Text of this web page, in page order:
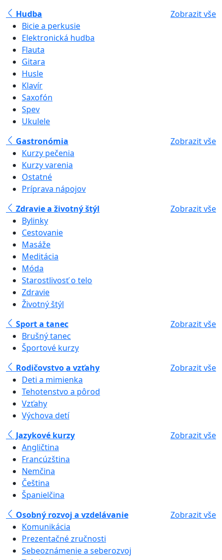
Hudba
Zobrazit vše
Bicie a perkusie
Elektronická hudba
Flauta
Gitara
Husle
Klavír
Saxofón
Spev
Ukulele
Gastronómia
Zobrazit vše
Kurzy pečenia
Kurzy varenia
Ostatné
Príprava nápojov
Zdravie a životný štýl
Zobrazit vše
Bylinky
Cestovanie
Masáže
Meditácia
Móda
Starostlivosť o telo
Zdravie
Životný štýl
Sport a tanec
Zobrazit vše
Brušný tanec
Športové kurzy
Rodičovstvo a vzťahy
Zobrazit vše
Deti a mimienka
Tehotenstvo a pôrod
Vzťahy
Výchova detí
Jazykové kurzy
Zobrazit vše
Angličtina
Francúzština
Nemčina
Čeština
Španielčina
Osobný rozvoj a vzdelávanie
Zobrazit vše
Komunikácia
Prezentačné zručnosti
Sebeoznámenie a seberozvoj